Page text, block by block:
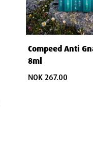
Compeed Anti
8ml
NOK 267.00